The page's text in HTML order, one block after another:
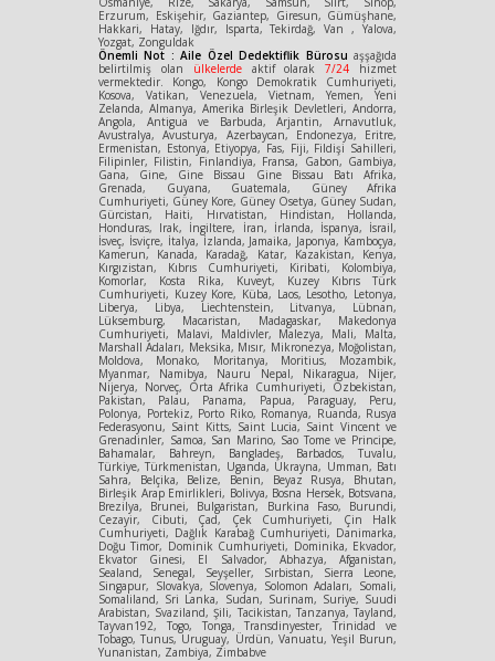
Erzurum, Eskişehir, Gaziantep, Giresun, Gümüşhane,
Hakkari, Hatay, Iğdır, Isparta, Tekirdağ, Van , Yalova,
Yozgat, Zonguldak
Önemli Not : Aile Özel Dedektiflik Bürosu aşşağıda
belirtilmiş olan ülkelerdeaktif olarak7/24 hizmet
vermektedir. Kongo, Kongo Demokratik Cumhuriyeti,
Kosova, Vatikan, Venezuela, Vietnam, Yemen, Yeni
Zelanda, Almanya, Amerika Birleşik Devletleri, Andorra,
Angola, Antigua ve Barbuda, Arjantin, Arnavutluk,
Avustralya, Avusturya, Azerbaycan, Endonezya, Eritre,
Ermenistan, Estonya, Etiyopya, Fas, Fiji, Fildişi Sahilleri,
Filipinler, Filistin, Finlandiya, Fransa, Gabon, Gambiya,
Gana, Gine, Gine Bissau Gine Bissau Batı Afrika,
Grenada, Guyana, Guatemala, Güney Afrika
Cumhuriyeti, Güney Kore, Güney Osetya, Güney Sudan,
Gürcistan, Haiti, Hırvatistan, Hindistan, Hollanda,
Honduras, Irak, İngiltere, İran, İrlanda, İspanya, İsrail,
İsveç, İsviçre, İtalya, İzlanda, Jamaika, Japonya, Kamboçya,
Kamerun, Kanada, Karadağ, Katar, Kazakistan, Kenya,
Kırgızistan, Kıbrıs Cumhuriyeti, Kiribati, Kolombiya,
Komorlar, Kosta Rika, Kuveyt, Kuzey Kıbrıs Türk
Cumhuriyeti, Kuzey Kore, Küba, Laos, Lesotho, Letonya,
Liberya, Libya, Liechtenstein, Litvanya, Lübnan,
Lüksemburg, Macaristan, Madagaskar, Makedonya
Cumhuriyeti, Malavi, Maldivler, Malezya, Mali, Malta,
Marshall Adaları, Meksika, Mısır, Mikronezya, Moğolistan,
Moldova, Monako, Moritanya, Moritius, Mozambik,
Myanmar, Namibya, Nauru Nepal, Nikaragua, Nijer,
Nijerya, Norveç, Orta Afrika Cumhuriyeti, Özbekistan,
Pakistan, Palau, Panama, Papua, Paraguay, Peru,
Polonya, Portekiz, Porto Riko, Romanya, Ruanda, Rusya
Federasyonu, Saint Kitts, Saint Lucia, Saint Vincent ve
Grenadinler, Samoa, San Marino, Sao Tome ve Principe,
Bahamalar, Bahreyn, Bangladeş, Barbados, Tuvalu,
Türkiye, Türkmenistan, Uganda, Ukrayna, Umman, Batı
Sahra, Belçika, Belize, Benin, Beyaz Rusya, Bhutan,
Birleşik Arap Emirlikleri, Bolivya, Bosna Hersek, Botsvana,
Brezilya, Brunei, Bulgaristan, Burkina Faso, Burundi,
Cezayir, Cibuti, Çad, Çek Cumhuriyeti, Çin Halk
Cumhuriyeti, Dağlık Karabağ Cumhuriyeti, Danimarka,
Doğu Timor, Dominik Cumhuriyeti, Dominika, Ekvador,
Ekvator Ginesi, El Salvador, Abhazya, Afganistan,
Sealand, Senegal, Seyşeller, Sırbistan, Sierra Leone,
Singapur, Slovakya, Slovenya, Solomon Adaları, Somali,
Somaliland, Sri Lanka, Sudan, Surinam, Suriye, Suudi
Arabistan, Svaziland, Şili, Tacikistan, Tanzanya, Tayland,
Tayvan192, Togo, Tonga, Transdinyester, Trinidad ve
Tobago, Tunus, Uruguay, Ürdün, Vanuatu, Yeşil Burun,
Yunanistan, Zambiya, Zimbabve